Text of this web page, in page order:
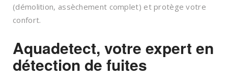
(démolition, assèchement complet) et protège votre
confort.
Aquadetect, votre expert en
détection de fuites